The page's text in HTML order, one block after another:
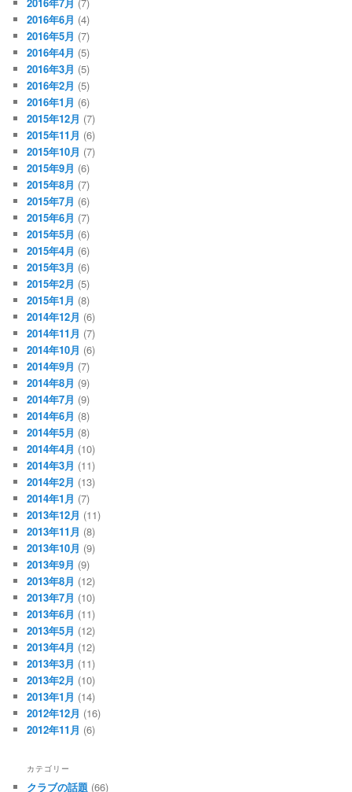
2016年6月 (4)
2016年5月 (7)
2016年4月 (5)
2016年3月 (5)
2016年2月 (5)
2016年1月 (6)
2015年12月 (7)
2015年11月 (6)
2015年10月 (7)
2015年9月 (6)
2015年8月 (7)
2015年7月 (6)
2015年6月 (7)
2015年5月 (6)
2015年4月 (6)
2015年3月 (6)
2015年2月 (5)
2015年1月 (8)
2014年12月 (6)
2014年11月 (7)
2014年10月 (6)
2014年9月 (7)
2014年8月 (9)
2014年7月 (9)
2014年6月 (8)
2014年5月 (8)
2014年4月 (10)
2014年3月 (11)
2014年2月 (13)
2014年1月 (7)
2013年12月 (11)
2013年11月 (8)
2013年10月 (9)
2013年9月 (9)
2013年8月 (12)
2013年7月 (10)
2013年6月 (11)
2013年5月 (12)
2013年4月 (12)
2013年3月 (11)
2013年2月 (10)
2013年1月 (14)
2012年12月 (16)
2012年11月 (6)
カテゴリー
クラブの話題 (66)